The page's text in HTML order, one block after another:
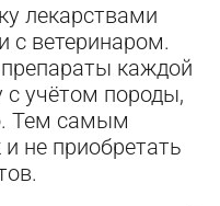
лекарствами
с ветеринаром.
каждой
с учётом породы,
Тем самым
не приобретать